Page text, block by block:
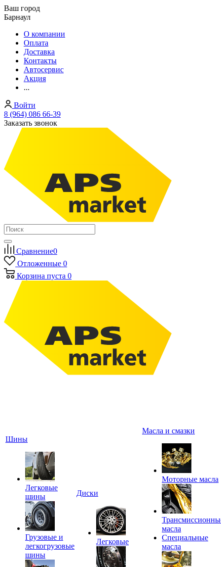
Ваш город
Барнаул
О компании
Оплата
Доставка
Контакты
Автосервис
Акция
...
Войти
8 (964) 086 66-39
Заказать звонок
Сравнение0
Отложенные 0
Корзина пуста 0
Шины
Легковые
шины
Грузовые и
легкогрузовые
шины
Диски
Легковые
Масла и смазки
Моторные масла
масла
Специальные
масла